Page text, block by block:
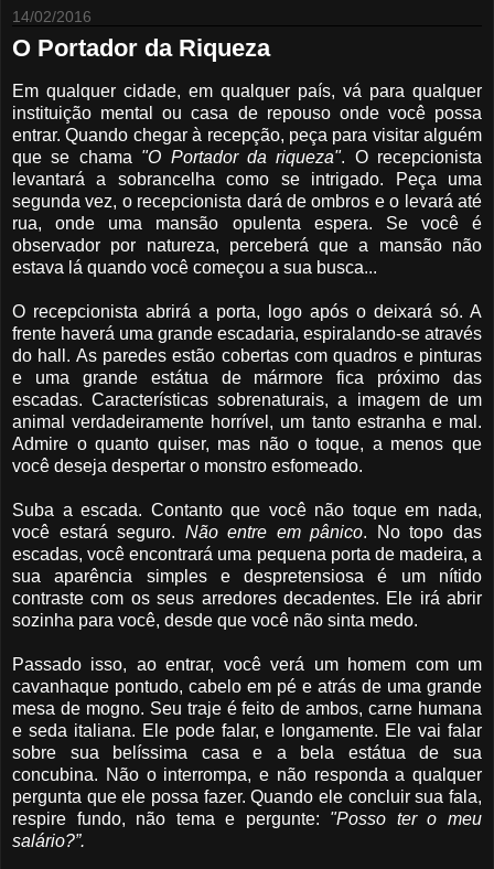
14/02/2016
O Portador da Riqueza
Em qualquer cidade, em qualquer país, vá para qualquer
instituição mental ou casa de repouso onde você possa
entrar. Quando chegar à recepção, peça para visitar alguém
que se chama "O Portador da riqueza". O recepcionista
levantará a sobrancelha como se intrigado. Peça uma
segunda vez, o recepcionista dará de ombros e o levará até
rua, onde uma mansão opulenta espera. Se você é
observador por natureza, perceberá que a mansão não
estava lá quando você começou a sua busca...
O recepcionista abrirá a porta, logo após o deixará só. A
frente haverá uma grande escadaria, espiralando-se através
do hall. As paredes estão cobertas com quadros e pinturas
e uma grande estátua de mármore fica próximo das
escadas. Características sobrenaturais, a imagem de um
animal verdadeiramente horrível, um tanto estranha e mal.
Admire o quanto quiser, mas não o toque, a menos que
você deseja despertar o monstro esfomeado.
Suba a escada. Contanto que você não toque em nada,
você estará seguro. Não entre em pânico. No topo das
escadas, você encontrará uma pequena porta de madeira, a
sua aparência simples e despretensiosa é um nítido
contraste com os seus arredores decadentes. Ele irá abrir
sozinha para você, desde que você não sinta medo.
Passado isso, ao entrar, você verá um homem com um
cavanhaque pontudo, cabelo em pé e atrás de uma grande
mesa de mogno. Seu traje é feito de ambos, carne humana
e seda italiana. Ele pode falar, e longamente. Ele vai falar
sobre sua belíssima casa e a bela estátua de sua
concubina. Não o interrompa, e não responda a qualquer
pergunta que ele possa fazer. Quando ele concluir sua fala,
respire fundo, não tema e pergunte: "Posso ter o meu
salário?”.